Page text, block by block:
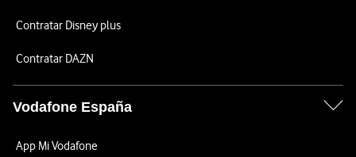
Contratar Disney plus
Contratar DAZN
Vodafone España
App Mi Vodafone